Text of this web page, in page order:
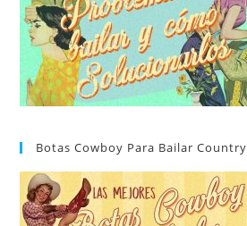
Botas Cowboy Para Bailar Country